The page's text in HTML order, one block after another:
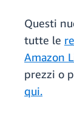
Questi
tutte le
Amazon
prezzi o
qui.